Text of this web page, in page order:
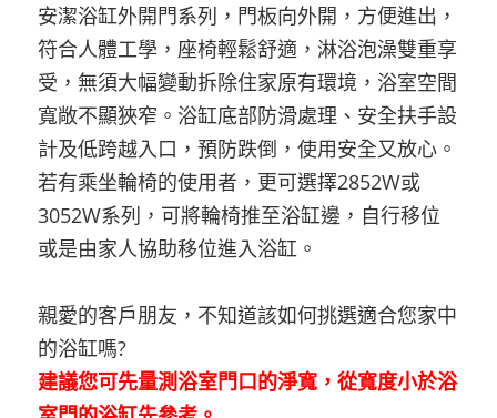
安潔浴缸外開門系列，門板向外開，方便進出，
符合人體工學，座椅輕鬆舒適，淋浴泡澡雙重享
受，無須大幅變動拆除住家原有環境，浴室空間
寬敞不顯狹窄。浴缸底部防滑處理、安全扶手設
計及低跨越入口，預防跌倒，使用安全又放心。
若有乘坐輪椅的使用者，更可選擇2852W或
3052W系列，可將輪椅推至浴缸邊，自行移位
或是由家人協助移位進入浴缸。
親愛的客戶朋友，不知道該如何挑選適合您家中
的浴缸嗎?
建議您可先量測浴室門口的淨寬，從寬度小於浴